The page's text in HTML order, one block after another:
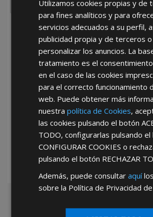
He leído y acepto la Política de
*Abstenerse particulares, sólo venta a tiendas y
Utilizamos cookies propias y de
para fines analíticos y para
servicios adecuados a su perfil,
publicidad propia y de terceros
personalizar los anuncios. La
tratamiento es el
en el caso de las cookies
para el correcto funcionamiento
web. Puede obtener más
nuestrapolítica de Cookies,
las cookies pulsando el botón
TODO, configurarlas pulsando
CONFIGURAR COOKIES o
pulsando el botón RECHAZAR
Además, puede consultaraquí
sobre la Política de Privacidad